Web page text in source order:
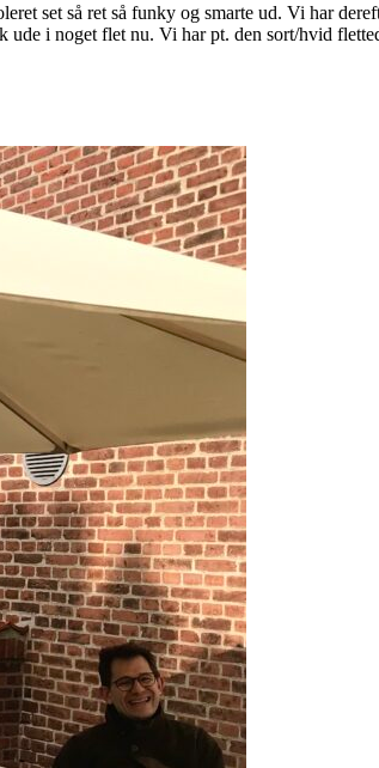
set så ret så funky og smarte ud. Vi har
i noget flet nu. Vi har pt. den sort/hvid